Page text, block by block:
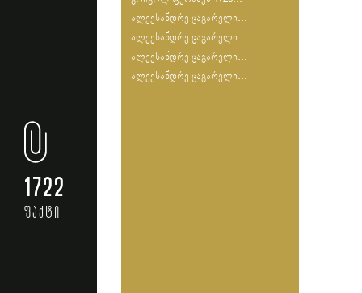
1722
ფაქტი
ალექსანდრე ცაგარელი...
ალექსანდრე ცაგარელი...
ალექსანდრე ცაგარელი...
ალექსანდრე ცაგარელი...